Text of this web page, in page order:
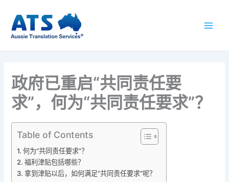
政府已重启“共同责任要
求”，何为“共同责任要求”？
Table of Contents
何为“共同责任要求”？
福利津贴包括哪些？
拿到津贴以后，如何满足“共同责任要求”呢？